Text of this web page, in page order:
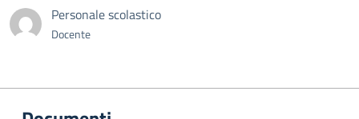
Personale scolastico
Docente